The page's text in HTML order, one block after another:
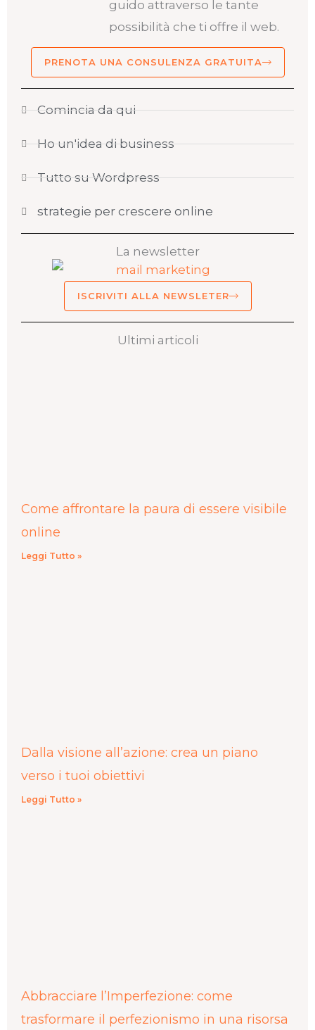
guido attraverso le tante
possibilità che ti offre il web.
PRENOTA UNA CONSULENZA GRATUITA
Comincia da qui
Ho un'idea di business
Tutto su Wordpress
strategie per crescere online
La newsletter
ISCRIVITI ALLA NEWSLETER
Ultimi articoli
Come affrontare la paura di essere visibile
online
Leggi Tutto »
Dalla visione all’azione: crea un piano
verso i tuoi obiettivi
Leggi Tutto »
Abbracciare l’Imperfezione: come
trasformare il perfezionismo in una risorsa